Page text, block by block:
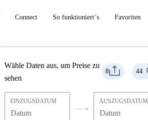
Connect So funktioniert´s Favoriten
8 44
Wähle Daten aus, um Preise zu
sehen
EINZUGSDATUM AUSZUGSDATUM